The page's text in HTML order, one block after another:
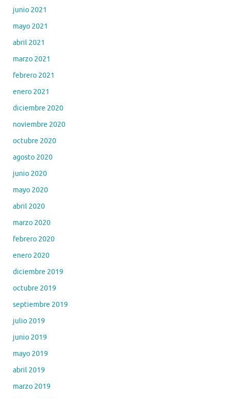
junio 2021
mayo 2021
abril 2021
marzo 2021
febrero 2021
enero 2021
diciembre 2020
noviembre 2020
octubre 2020
agosto 2020
junio 2020
mayo 2020
abril 2020
marzo 2020
febrero 2020
enero 2020
diciembre 2019
octubre 2019
septiembre 2019
julio 2019
junio 2019
mayo 2019
abril 2019
marzo 2019